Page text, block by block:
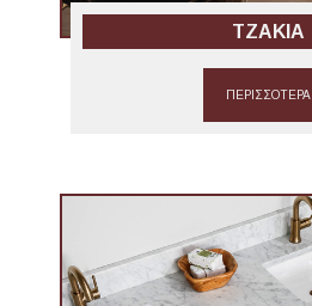
ΤΖΑΚΙΑ
ΠΕΡΙΣΣΟΤΕΡΑ